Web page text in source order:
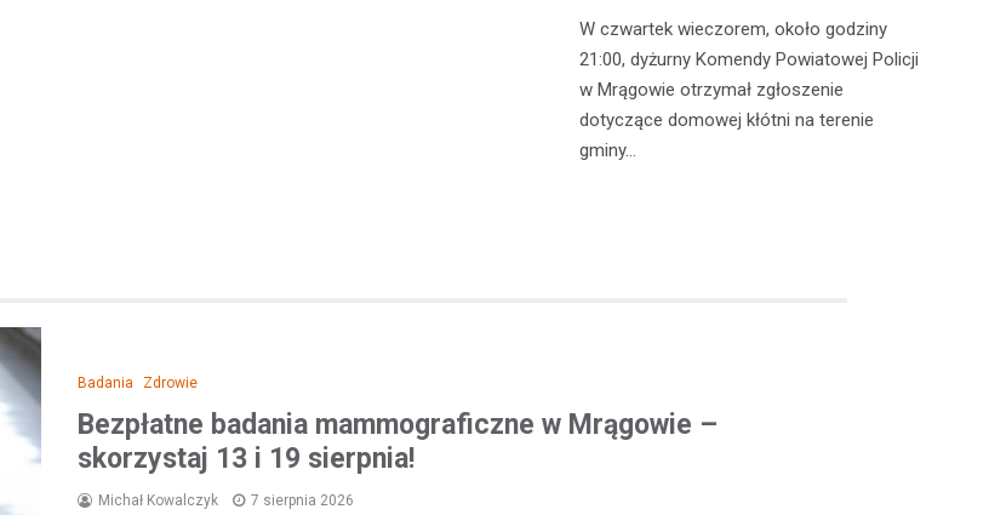
W czwartek wieczorem, około godziny
21:00, dyżurny Komendy Powiatowej Policji
w Mrągowie otrzymał zgłoszenie
dotyczące domowej kłótni na terenie
gminy…
Badania Zdrowie
Bezpłatne badania mammograficzne w Mrągowie –
skorzystaj 13 i 19 sierpnia!
Michał Kowalczyk 7 sierpnia 2026